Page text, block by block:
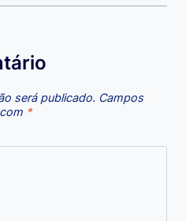
será publicado. Campos
*